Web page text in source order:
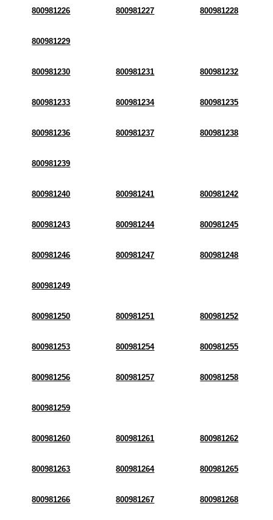
800981226 800981227 800981228
800981229
800981230 800981231 800981232
800981233 800981234 800981235
800981236 800981237 800981238
800981239
800981240 800981241 800981242
800981243 800981244 800981245
800981246 800981247 800981248
800981249
800981250 800981251 800981252
800981253 800981254 800981255
800981256 800981257 800981258
800981259
800981260 800981261 800981262
800981263 800981264 800981265
800981266 800981267 800981268